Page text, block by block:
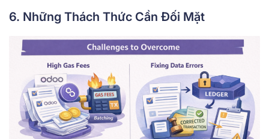
6. Những Thách Thức Cần Đối Mặt